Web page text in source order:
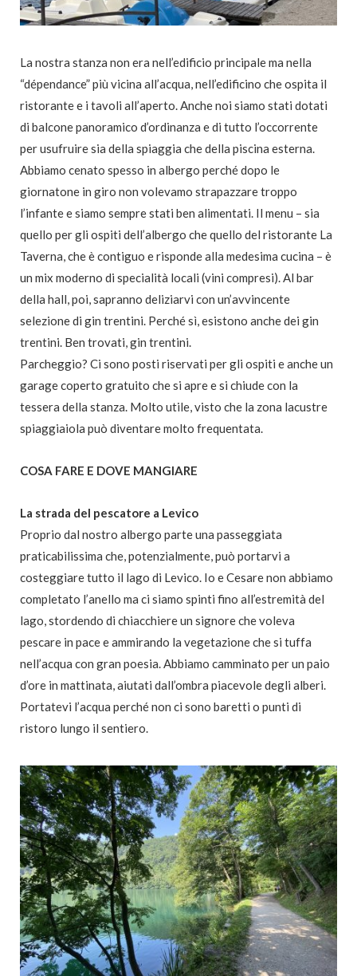
La nostra stanza non era nell’edificio principale ma nella
“dépendance” più vicina all’acqua, nell’edificino che ospita il
ristorante e i tavoli all’aperto. Anche noi siamo stati dotati
di balcone panoramico d’ordinanza e di tutto l’occorrente
per usufruire sia della spiaggia che della piscina esterna.
Abbiamo cenato spesso in albergo perché dopo le
giornatone in giro non volevamo strapazzare troppo
l’infante e siamo sempre stati ben alimentati. Il menu – sia
quello per gli ospiti dell’albergo che quello del ristorante La
Taverna, che è contiguo e risponde alla medesima cucina – è
un mix moderno di specialità locali (vini compresi). Al bar
della hall, poi, sapranno deliziarvi con un’avvincente
selezione di gin trentini. Perché sì, esistono anche dei gin
trentini. Ben trovati, gin trentini.
Parcheggio? Ci sono posti riservati per gli ospiti e anche un
garage coperto gratuito che si apre e si chiude con la
tessera della stanza. Molto utile, visto che la zona lacustre
spiaggiaiola può diventare molto frequentata.
COSA FARE E DOVE MANGIARE
La strada del pescatore a Levico
Proprio dal nostro albergo parte una passeggiata
praticabilissima che, potenzialmente, può portarvi a
costeggiare tutto il lago di Levico. Io e Cesare non abbiamo
completato l’anello ma ci siamo spinti fino all’estremità del
lago, stordendo di chiacchiere un signore che voleva
pescare in pace e ammirando la vegetazione che si tuffa
nell’acqua con gran poesia. Abbiamo camminato per un paio
d’ore in mattinata, aiutati dall’ombra piacevole degli alberi.
Portatevi l’acqua perché non ci sono baretti o punti di
ristoro lungo il sentiero.